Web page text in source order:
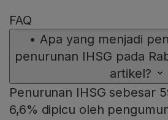
FAQ
• Apa yang menjadi
penurunan IHSG pada
artikel?
Penurunan IHSG sebesar
6,6% dipicu oleh